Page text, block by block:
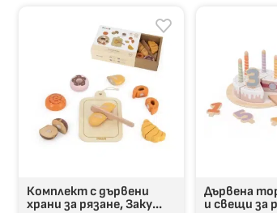
С дървените храни за рязане всяка
Комплект с дървени
храни за рязане, Заку...
Дървена
и свещи за